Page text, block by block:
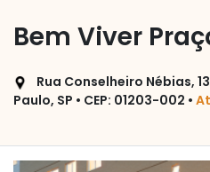
Bem Viver
Rua Conselheiro Nébias,
Paulo, SP • CEP: 01203-002 •